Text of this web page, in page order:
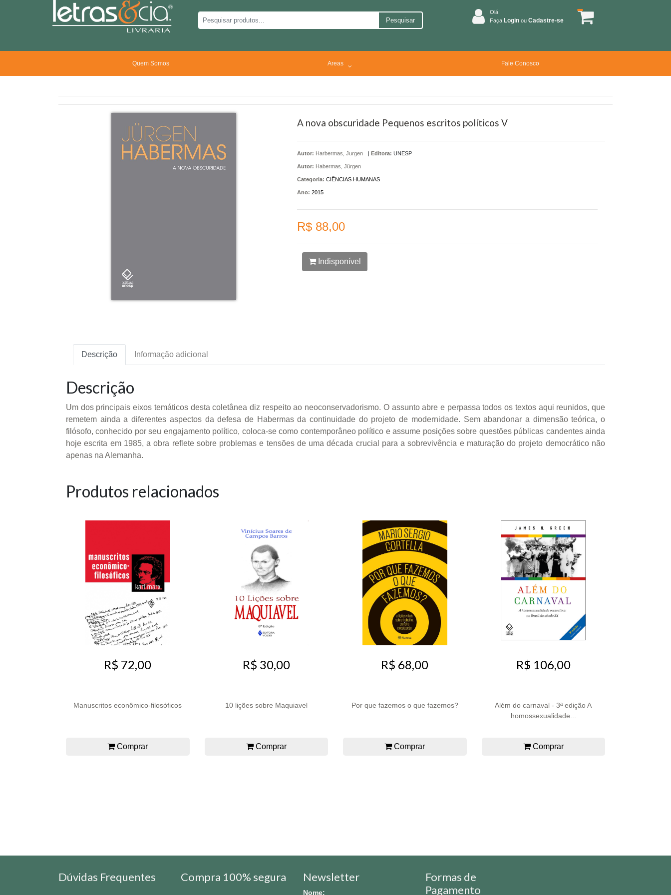
Pesquisar
Olá!
Faça Login ou Cadastre-se
Quem Somos Areas Fale Conosco
A nova obscuridade Pequenos escritos políticos V
Autor: Harbermas, Jurgen
Autor: Habermas, Jürgen
| Editora: UNESP
Categoria: CIÊNCIAS HUMANAS
Ano: 2015
R$ 88,00
Indisponível
Descrição Informação adicional
Descrição
Um dos principais eixos temáticos desta coletânea diz respeito ao neoconservadorismo. O assunto abre e perpassa todos os textos aqui reunidos, que
remetem ainda a diferentes aspectos da defesa de Habermas da continuidade do projeto de modernidade. Sem abandonar a dimensão teórica, o
filósofo, conhecido por seu engajamento político, coloca-se como contemporâneo político e assume posições sobre questões públicas candentes ainda
hoje escrita em 1985, a obra reflete sobre problemas e tensões de uma década crucial para a sobrevivência e maturação do projeto democrático não
apenas na Alemanha.
Produtos relacionados
R$ 72,00
Manuscritos econômico-filosóficos
Comprar
R$ 30,00
10 lições sobre Maquiavel
Comprar
R$ 68,00
Por que fazemos o que fazemos?
Comprar
R$ 106,00
Além do carnaval - 3ª edição A
homossexualidade...
Comprar
Dúvidas Frequentes Compra 100% segura Newsletter
Nome:
Formas de
Pagamento